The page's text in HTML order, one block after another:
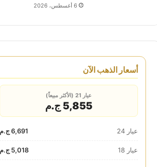
6 أغسطس، 2026
أسعار الذهب الآن
عيار 21 (الأكثر مبيعاً)
5,855 ج.م
عيار 24 6,691 ج.م
عيار 18 5,018 ج.م